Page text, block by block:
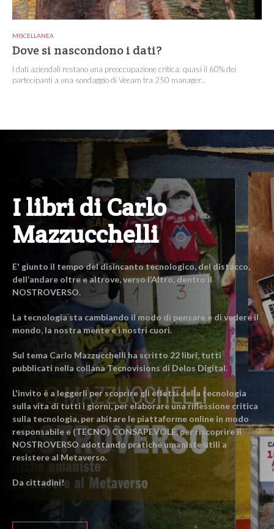
MISCELLANEA
Dove si nascondono i dati?
I dati aziendali restano una preoccupazione critica: quasi il 60% dei
partecipanti a una sondaggio di Veeam tra 250 manager...
I libri di Carlo
Mazzucchelli
E' giunto il tempo del disincanto tecnologico, del distacco,
dell’andare oltre e altrove, verso l’Altro, dentro il
NOSTROVERSO.
La tecnologia sta cambiando il modo di pensare e di vedere il
mondo, la nostra mente e i nostri cuori.
Sul tema Carlo Mazzucchelli ha scritto 22 libri, tutti
pubblicati nella collana Tecnovisions di Delos Digital.
L'invito è a leggerli per scoprire gli effetti della tecnologia
sulla vita di tutti i giorni, per elaborare una riflessione critica
sulla tecnologia, per abitare le piattaforme online in modo
responsabile e (TECNO) CONSAPEVOLE, per riscoprire il
NOSTROVERSO adottando pratiche umaniste utili a
resistere al Metaverso.
Da cittadini!